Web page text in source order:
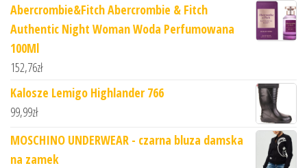
Abercrombie&Fitch Abercrombie & Fitch
Authentic Night Woman Woda Perfumowana
100Ml
152,76zł
Kalosze Lemigo Highlander 766
99,99zł
MOSCHINO UNDERWEAR - czarna bluza damska
na zamek